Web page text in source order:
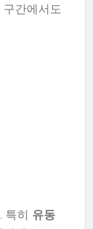
간에서도
특히 유동